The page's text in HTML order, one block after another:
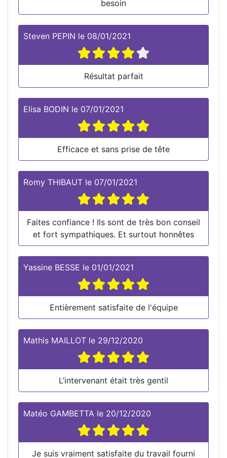
besoin
Steven PEPIN le 08/01/2021
Résultat parfait
Elisa BODIN le 07/01/2021
Efficace et sans prise de tête
Romy THIBAUT le 07/01/2021
Faites confiance ! Ils sont de très bon conseil
et fort sympathiques. Et surtout honnêtes
Yassine BESSE le 01/01/2021
Entièrement satisfaite de l'équipe
Mathis MAILLOT le 29/12/2020
L’intervenant était très gentil
Matéo GAMBETTA le 20/12/2020
Je suis vraiment satisfaite du travail fourni